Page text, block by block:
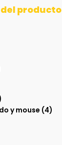
producto
y mouse (4)